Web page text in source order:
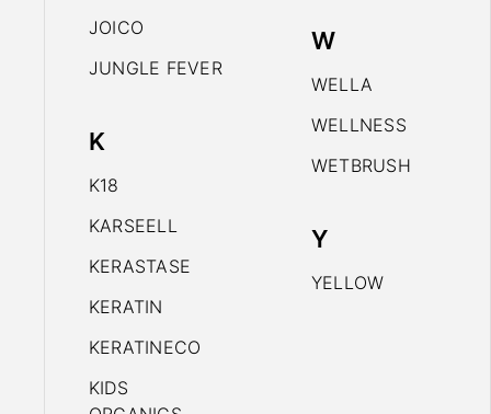
JOICO
JUNGLE FEVER
K
K18
KARSEELL
KERASTASE
KERATIN
KERATINECO
KIDS
W
WELLA
WELLNESS
WETBRUSH
Y
YELLOW